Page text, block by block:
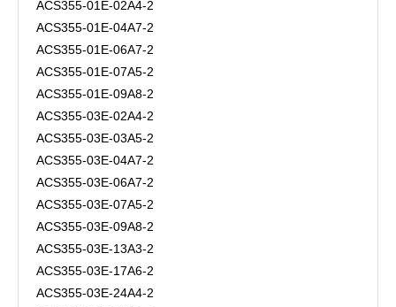
ACS355-01E-02A4-2
ACS355-01E-04A7-2
ACS355-01E-06A7-2
ACS355-01E-07A5-2
ACS355-01E-09A8-2
ACS355-03E-02A4-2
ACS355-03E-03A5-2
ACS355-03E-04A7-2
ACS355-03E-06A7-2
ACS355-03E-07A5-2
ACS355-03E-09A8-2
ACS355-03E-13A3-2
ACS355-03E-17A6-2
ACS355-03E-24A4-2